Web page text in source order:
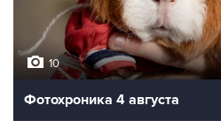
10
Фотохроника 4 августа